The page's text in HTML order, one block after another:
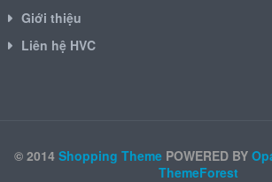
Giới thiệu
Liên hệ HVC
© 2014 Shopping Theme POWERED BY
ThemeForest